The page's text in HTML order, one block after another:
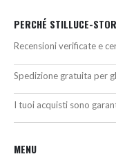
PERCHÉ STILLUCE-
Recensioni verificate e
Spedizione gratuita per
I tuoi acquisti sono
MENU